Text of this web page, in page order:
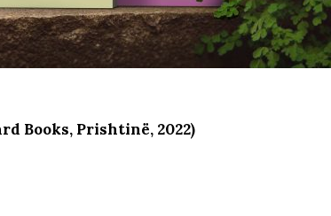
Books, Prishtinë, 2022)